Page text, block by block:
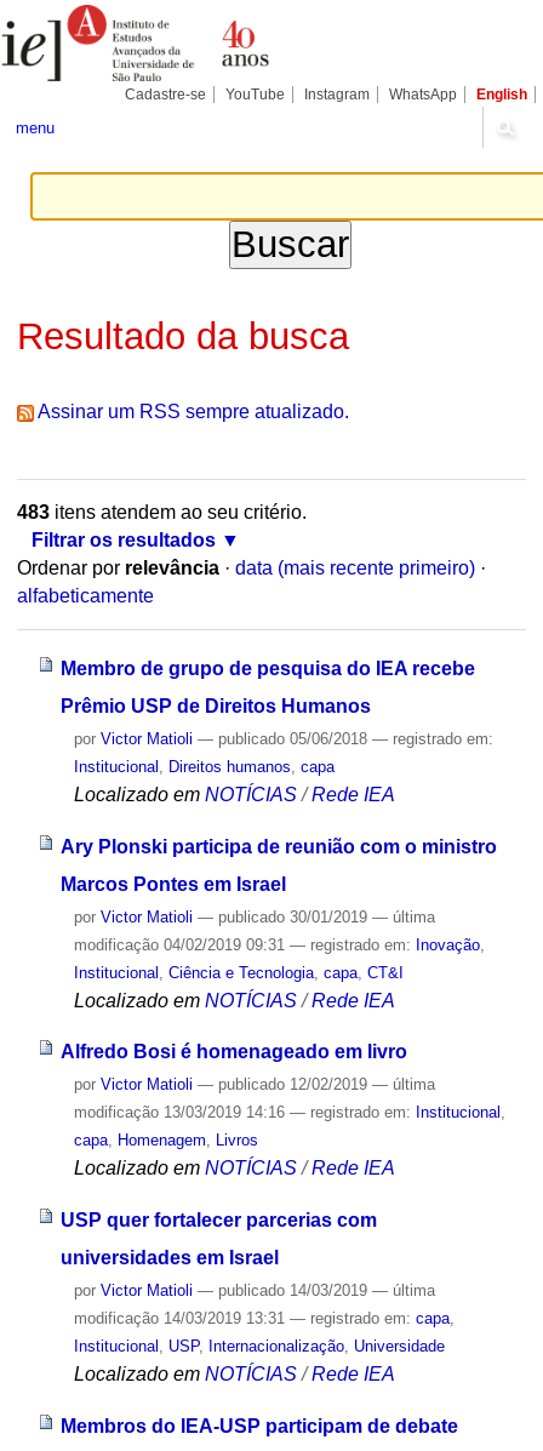
para
conteúdo.
Pessoais
Cadastre-se YouTube Instagram WhatsApp English
menu
Resultado da busca
Assinar um RSS sempre atualizado.
483itens atendem ao seu critério.
Filtrar os resultados
Ordenar por relevância · data (mais recente primeiro) ·
alfabeticamente
Membro de grupo de pesquisa do IEA recebe
Prêmio USP de Direitos Humanos
por Victor Matioli — publicado05/06/2018 — registrado em:
Institucional
Direitos humanos capa
Localizado em NOTÍCIAS /Rede IEA
Ary Plonski participa de reunião com o ministro
Marcos Pontes em Israel
por Victor Matioli — publicado30/01/2019 — última
modificação04/02/2019 09:31 — registrado em: Inovação,
Institucional Ciência e Tecnologia, capa, CT&I
Localizado em NOTÍCIAS /Rede IEA
Alfredo Bosi é homenageado em livro
por Victor Matioli — publicado12/02/2019 — última
modificação13/03/2019 14:16 — registrado em: Institucional ,
capa, Homenagem, Livros
Localizado em NOTÍCIAS /Rede IEA
USP quer fortalecer parcerias com
universidades em Israel
por Victor Matioli — publicado14/03/2019 — última
modificação14/03/2019 13:31 — registrado em: capa,
Institucional , USP, Internacionalização, Universidade
Localizado em NOTÍCIAS /Rede IEA
Membros do IEA-USP participam de debate